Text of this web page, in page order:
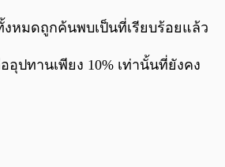
งหมดถูกค้นพบเป็นที่เรียบร้อยแล้ว
ปทานเพียง 10% เท่านั้นที่ยังคง